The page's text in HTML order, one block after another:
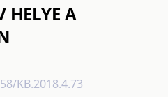
HELYE A
KB.2018.4.73